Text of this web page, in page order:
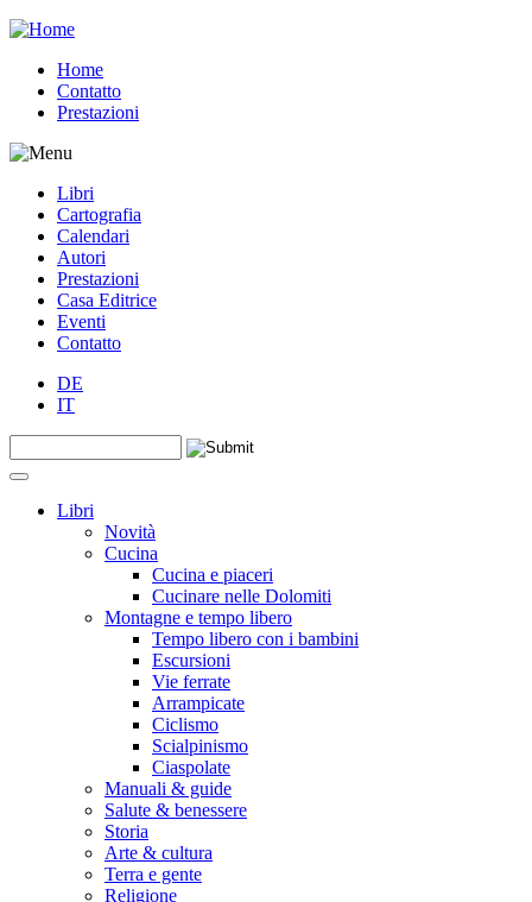
Jump to navigation
Home
Contatto
Prestazioni
Libri
Cartografia
Calendari
Autori
Prestazioni
Casa Editrice
Eventi
Contatto
DE
IT
Form di ricerca
Libri
Novità
Cucina
Cucina e piaceri
Cucinare nelle Dolomiti
Montagne e tempo libero
Tempo libero con i bambini
Escursioni
Vie ferrate
Arrampicate
Ciclismo
Scialpinismo
Ciaspolate
Manuali & guide
Salute & benessere
Storia
Arte & cultura
Terra e gente
Religione